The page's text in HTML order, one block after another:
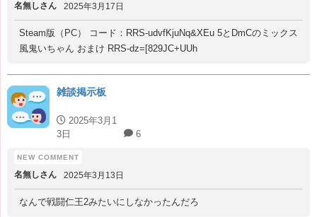
名無しさん 2025年3月17日
Steam版（PC） コード：RRS-udvfKjuNq&XEu 5とDmCのミックス
風鬼いちゃん おまけ RRS-dz=[829JC+UUh
雑談掲示板
2025年3月1
3日
6
名無しさん 2025年3月13日
なんで戦闘仁王2みたいにしなかったんだろ